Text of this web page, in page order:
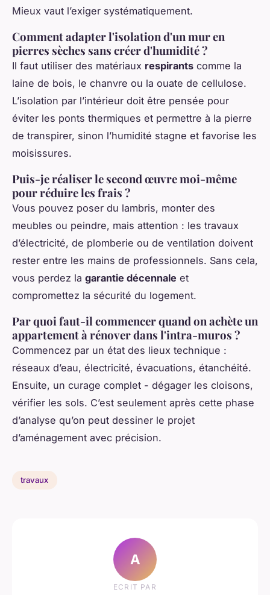
Mieux vaut l’exiger systématiquement.
Comment adapter l'isolation d'un mur en
pierres sèches sans créer d'humidité ?
Il faut utiliser des matériaux respirants comme la
laine de bois, le chanvre ou la ouate de cellulose.
L’isolation par l’intérieur doit être pensée pour
éviter les ponts thermiques et permettre à la pierre
de transpirer, sinon l’humidité stagne et favorise les
moisissures.
Puis-je réaliser le second œuvre moi-même
pour réduire les frais ?
Vous pouvez poser du lambris, monter des
meubles ou peindre, mais attention : les travaux
d’électricité, de plomberie ou de ventilation doivent
rester entre les mains de professionnels. Sans cela,
vous perdez la garantie décennale et
compromettez la sécurité du logement.
Par quoi faut-il commencer quand on achète un
appartement à rénover dans l'intra-muros ?
Commencez par un état des lieux technique :
réseaux d’eau, électricité, évacuations, étanchéité.
Ensuite, un curage complet - dégager les cloisons,
vérifier les sols. C’est seulement après cette phase
d’analyse qu’on peut dessiner le projet
d’aménagement avec précision.
travaux
A
ECRIT PAR